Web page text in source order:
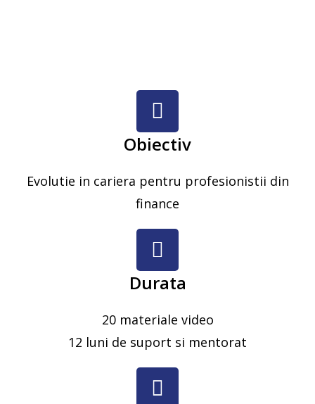
Obiectiv
Evolutie in cariera pentru profesionistii din
finance
Durata
20 materiale video
12 luni de suport si mentorat